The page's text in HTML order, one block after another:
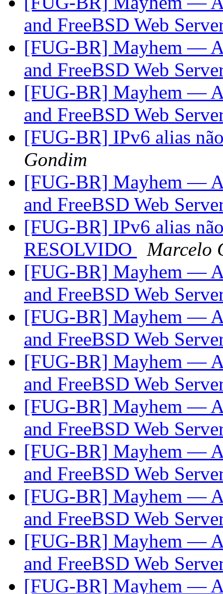
and FreeBSD Web
[FUG-BR] Mayhem —
and FreeBSD Web
[FUG-BR] Mayhem —
and FreeBSD Web
[FUG-BR] IPv6 alias
Gondim
[FUG-BR] Mayhem —
and FreeBSD Web
[FUG-BR] IPv6 alias
RESOLVIDO
Marcelo
[FUG-BR] Mayhem —
and FreeBSD Web
[FUG-BR] Mayhem —
and FreeBSD Web
[FUG-BR] Mayhem —
and FreeBSD Web
[FUG-BR] Mayhem —
and FreeBSD Web
[FUG-BR] Mayhem —
and FreeBSD Web
[FUG-BR] Mayhem —
and FreeBSD Web
[FUG-BR] Mayhem —
and FreeBSD Web
[FUG-BR] Mayhem —